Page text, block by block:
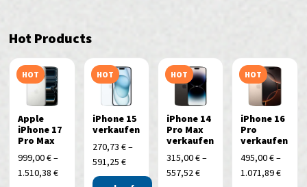
Hot Products
HOT
Apple
iPhone 17
Pro Max
999,00€–
1.510,38€
HOT
iPhone 15
verkaufen
270,73 €–
591,25 €
HOT
iPhone 14
Pro Max
verkaufen
315,00€–
557,52€
HOT
iPhone 16
Pro
verkaufen
495,00€–
1.071,89€